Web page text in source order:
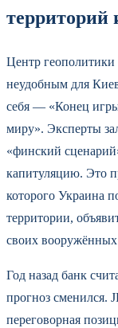
территорий
Центр геополитики
неудобным для
себя — «Конец
миру». Эксперты
«финский
капитуляцию. Это
которого Украина
территории,
своих
Год назад банк
прогноз сменился.
переговорная